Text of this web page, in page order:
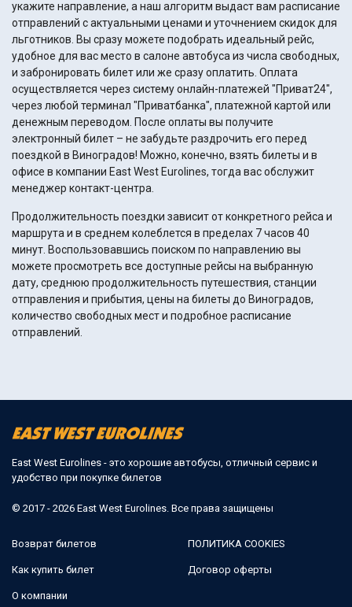
укажите направление, а наш алгоритм выдаст вам расписание
отправлений с актуальными ценами и уточнением скидок для
льготников. Вы сразу можете подобрать идеальный рейс,
удобное для вас место в салоне автобуса из числа свободных,
и забронировать билет или же сразу оплатить. Оплата
осуществляется через систему онлайн-платежей "Приват24",
через любой терминал "Приватбанка", платежной картой или
денежным переводом. После оплаты вы получите
электронный билет – не забудьте раздрочить его перед
поездкой в Виноградов! Можно, конечно, взять билеты и в
офисе в компании East West Eurolines, тогда вас обслужит
менеджер контакт-центра.
Продолжительность поездки зависит от конкретного рейса и
маршрута и в среднем колеблется в пределах 7 часов 40
минут. Воспользовавшись поиском по направлению вы
можете просмотреть все доступные рейсы на выбранную
дату, среднюю продолжительность путешествия, станции
отправления и прибытия, цены на билеты до Виноградов,
количество свободных мест и подробное расписание
отправлений.
East West Eurolines - это хорошие автобусы, отличный сервис и
удобство при покупке билетов
© 2017 - 2026 East West Eurolines. Все права защищены
Возврат билетов
Как купить билет
О компании
ПОЛИТИКА COOKIES
Договор оферты